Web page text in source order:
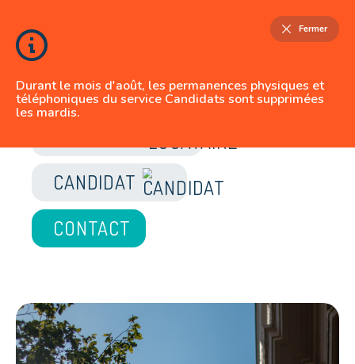
Durant le mois d'août, les permanences physiques et
téléphoniques du service Candidats sont supprimées
les mardis.
Fermer
JE SUIS
LOCATAIRE
CANDIDAT